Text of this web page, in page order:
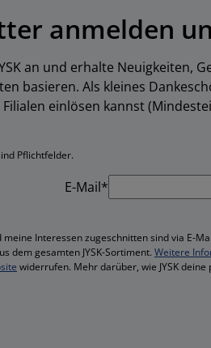
anmelden
an und erhalte Neuigkeiten,
basieren. Als kleines
einlösen kannst
Pflichtfelder.
E-Mail*
Interessen zugeschnitten sind via E-
dem gesamten JYSK-Sortiment. Weitere
widerrufen. Mehr darüber, wie JYSK